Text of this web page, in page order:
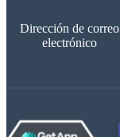
Dirección de correo
electrónico